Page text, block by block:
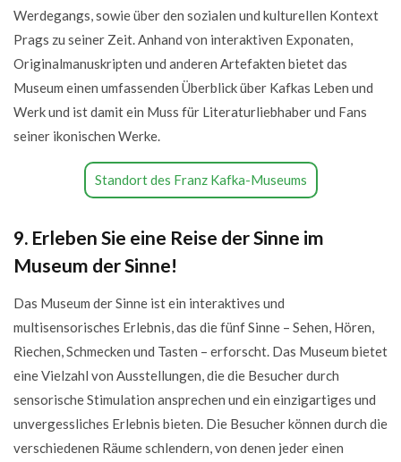
Werdegangs, sowie über den sozialen und kulturellen Kontext
Prags zu seiner Zeit. Anhand von interaktiven Exponaten,
Originalmanuskripten und anderen Artefakten bietet das
Museum einen umfassenden Überblick über Kafkas Leben und
Werk und ist damit ein Muss für Literaturliebhaber und Fans
seiner ikonischen Werke.
Standort des Franz Kafka-Museums
9. Erleben Sie eine Reise der Sinne im
Museum der Sinne!
Das Museum der Sinne ist ein interaktives und
multisensorisches Erlebnis, das die fünf Sinne – Sehen, Hören,
Riechen, Schmecken und Tasten – erforscht. Das Museum bietet
eine Vielzahl von Ausstellungen, die die Besucher durch
sensorische Stimulation ansprechen und ein einzigartiges und
unvergessliches Erlebnis bieten. Die Besucher können durch die
verschiedenen Räume schlendern, von denen jeder einen